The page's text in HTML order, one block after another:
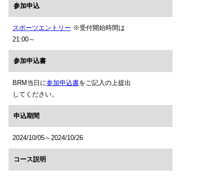
参加申込
スポーツエントリー ※受付開始時間は
21:00～
参加申込書
BRM当日に参加申込書をご記入の上提出
してください。
申込期間
2024/10/05～2024/10/26
コース説明